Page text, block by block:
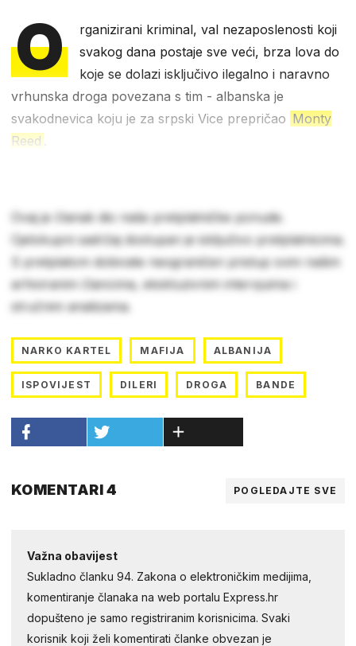
O
rganizirani kriminal, val nezaposlenosti koji
svakog dana postaje sve veći, brza lova do
koje se dolazi isključivo ilegalno i naravno
vrhunska droga povezana s tim - albanska je
svakodnevica koju je za srpski Vice prepričao Monty
Reed
Ovaj je članak dio naše pretplatničke ponude.
Cjelokupni sadržaj dostupan je isključivo pretplatnicima.
S pretplatom dobivate neograničen pristup svim našim
arhiviranim člancima, ekskluzivnim intervjuima i
stručnim analizama.
NARKO KARTEL MAFIJA ALBANIJA
ISPOVIJEST DILERI DROGA BANDE
KOMENTARI 4 POGLEDAJTE SVE
Važna obavijest
Sukladno članku 94. Zakona o elektroničkim medijima,
komentiranje članaka na web portalu Express.hr
dopušteno je samo registriranim korisnicima. Svaki
korisnik koji želi komentirati članke obvezan je